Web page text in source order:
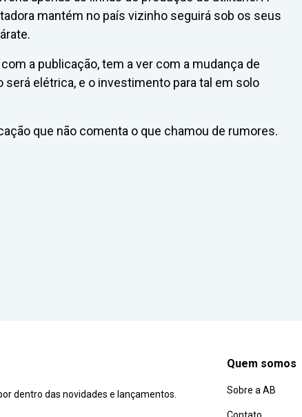
mantém no país vizinho seguirá sob os seus
a publicação, tem a ver com a mudança de
será elétrica, e o investimento para tal em solo
que não comenta o que chamou de rumores.
dentro das novidades e lançamentos.
Quem somos
Sobre a AB